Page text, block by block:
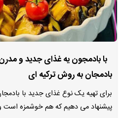
با بادمجون یه غذای جدید و
بادمجان به روش ترکیه ای
برای تهیه یک نوع غذای جدید با
پیشنهاد می دهیم که هم خوشمزه است